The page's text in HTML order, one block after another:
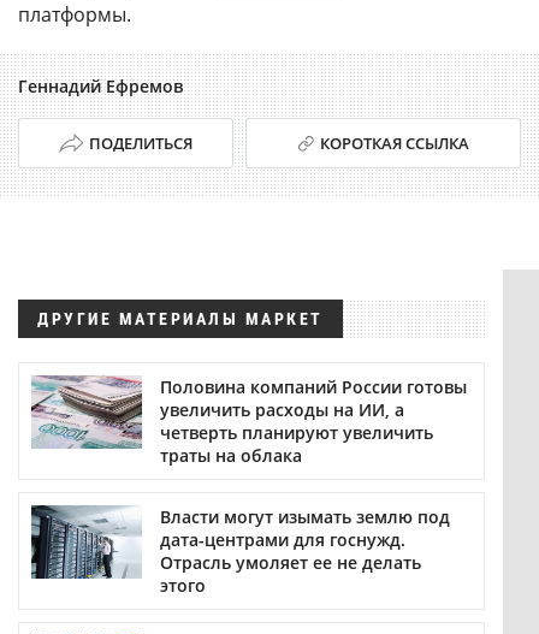
платформы.
Геннадий Ефремов
ПОДЕЛИТЬСЯ КОРОТКАЯ ССЫЛКА
ДРУГИЕ МАТЕРИАЛЫ МАРКЕТ
Половина компаний России готовы
увеличить расходы на ИИ, а
четверть планируют увеличить
траты на облака
Власти могут изымать землю под
дата-центрами для госнужд.
Отрасль умоляет ее не делать
этого